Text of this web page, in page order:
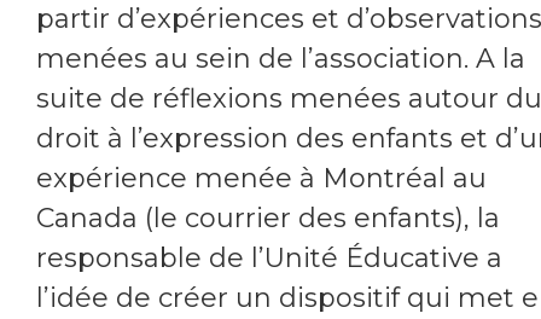
partir d’expériences et d’observations
menées au sein de l’association. A la
suite de réflexions menées autour du
droit à l’expression des enfants et
expérience menée à Montréal au
Canada (le courrier des enfants), la
responsable de l’Unité Éducative a
l’idée de créer un dispositif qui met